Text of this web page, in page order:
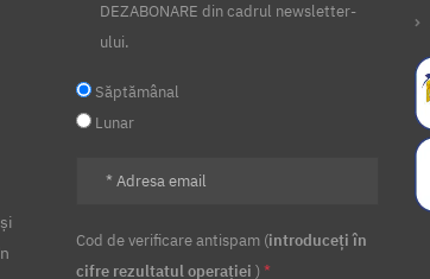
DEZABONARE din cadrul newsletter-
ului.
Săptămânal
Lunar
Cod de verificare antispam (introduceți în
cifre rezultatul operației ) *